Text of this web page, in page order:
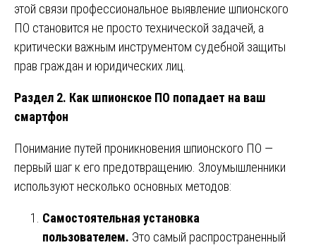
этой связи профессиональное выявление шпионского
ПО становится не просто технической задачей, а
критически важным инструментом судебной защиты
прав граждан и юридических лиц.
Раздел 2. Как шпионское ПО попадает на ваш
смартфон
Понимание путей проникновения шпионского ПО —
первый шаг к его предотвращению. Злоумышленники
используют несколько основных методов:
Самостоятельная установка
пользователем. Это самый распространенный